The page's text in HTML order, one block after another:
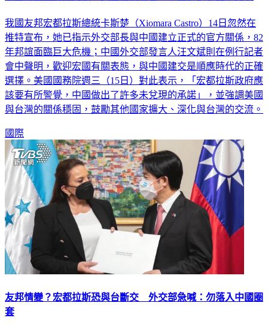
我國友邦宏都拉斯總統卡斯楚（Xiomara Castro）14日忽然在
推特宣布，她已指示外交部長與中國建立正式的官方關係，82
年邦誼面臨巨大危機；中國外交部發言人汪文斌則在例行記者
會中聲明，歡迎宏國有關表態，與中國建交是順應時代的正確
選擇。美國國務院週三（15日）對此表示，「宏都拉斯政府應
該要有所警覺，中國做出了許多未兌現的承諾」，並強調美國
與台灣的關係穩固，鼓勵其他國家擴大、深化與台灣的交流。
國際
友邦情變？宏都拉斯恐與台斷交 外交部急喊：勿落入中國圈
套